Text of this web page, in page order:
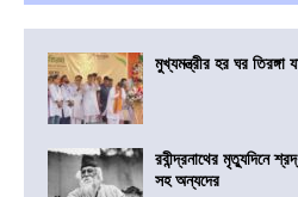
মুখ্যমন্ত্রীর হর ঘর তিরঙ্গা
রবীন্দ্রনাথের মৃত্যুদিনে
সহ অন্যদের